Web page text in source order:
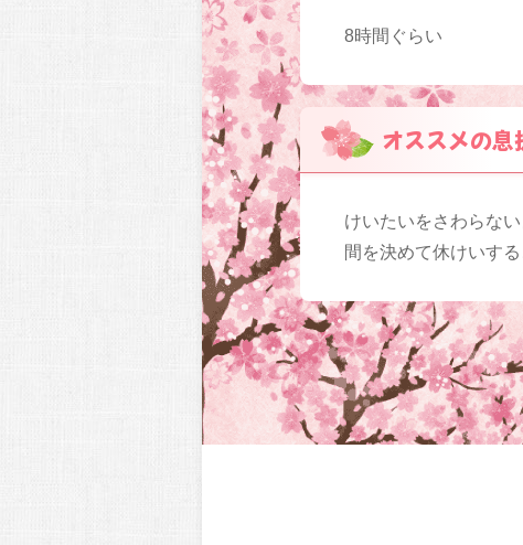
8時間ぐらい
オススメの
けいたいをさわらな
間を決めて休けいする